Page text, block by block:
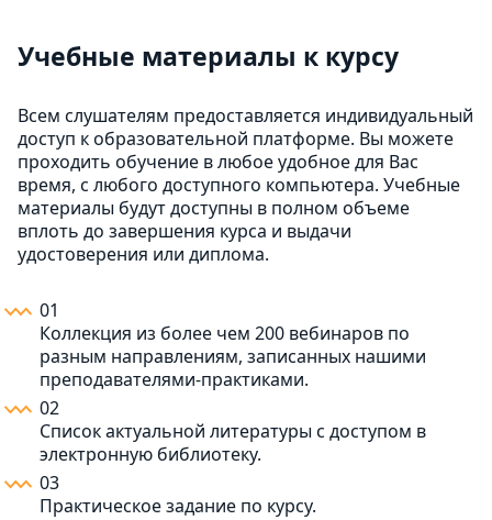
Учебные материалы к курсу
Всем слушателям предоставляется индивидуальный
доступ к образовательной платформе. Вы можете
проходить обучение в любое удобное для Вас
время, с любого доступного компьютера. Учебные
материалы будут доступны в полном объеме
вплоть до завершения курса и выдачи
удостоверения или диплома.
01
Коллекция из более чем 200 вебинаров по
разным направлениям, записанных нашими
преподавателями-практиками.
02
Список актуальной литературы с доступом в
электронную библиотеку.
03
Практическое задание по курсу.